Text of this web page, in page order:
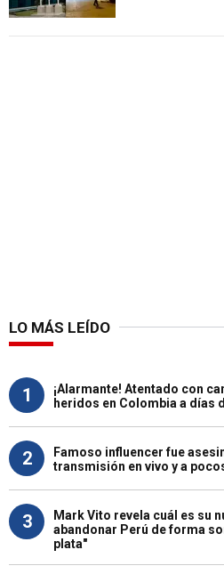
LO MÁS LEÍDO
1
¡Alarmante! Atentado con
heridos en Colombia a días
2
Famoso influencer fue
transmisión en vivo y a
3
Mark Vito revela cuál es su
abandonar Perú de forma
plata"